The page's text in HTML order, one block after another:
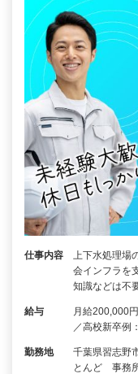
仕事内容
上下水処理場
会インフラを
知識などは不
給与
月給200,000
／高校新卒例
勤務地
千葉県習志野
とんど 事務